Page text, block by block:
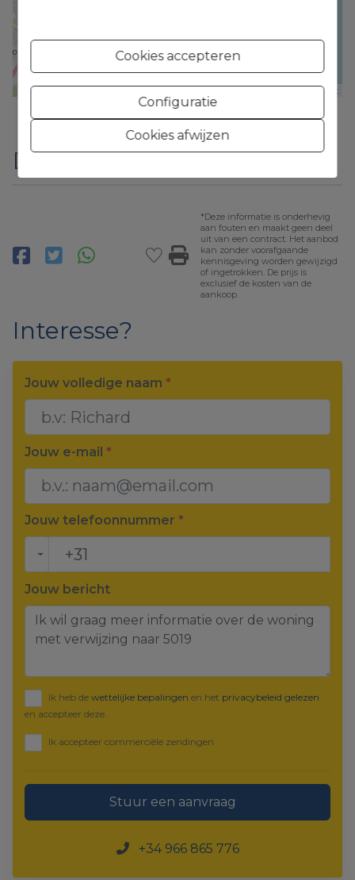
Leaflet
Deel
*Deze informatie is onderhevig
aan fouten en maakt geen deel
uit van een contract. Het aanbod
kan zonder voorafgaande
kennisgeving worden gewijzigd
of ingetrokken. De prijs is
exclusief de kosten van de
aankoop.
Interesse?
Jouw volledige naam *
Jouw e-mail *
Jouw telefoonnummer *
Jouw bericht
Ik heb de wettelijke bepalingen en het privacybeleid gelezen
en accepteer deze.
Ik accepteer commerciële zendingen
Stuur een aanvraag
+34 966 865 776
Cookies accepteren
Configuratie
Cookies afwijzen